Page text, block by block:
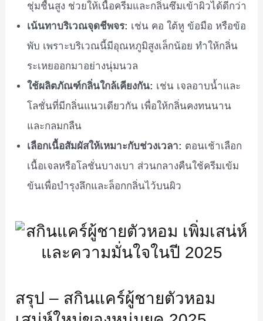
ชุ่มชื้นสูง ช่วยให้เนื้อครีมและกลิ่นซึมเข้าผิวได้ดีกว่า
เน้นทาบริเวณจุดชีพจร: เช่น คอ ใต้หู ข้อมือ หรือข้อ
พับ เพราะบริเวณนี้มีอุณหภูมิสูงเล็กน้อย ทำให้กลิ่น
ระเหยออกมาอย่างนุ่มนวล
ใช้ผลิตภัณฑ์กลิ่นใกล้เคียงกัน: เช่น เจลอาบน้ำและ
โลชั่นที่มีกลิ่นแนวเดียวกัน เพื่อให้กลิ่นคงทนนาน
และกลมกลืน
เลือกเนื้อสัมผัสให้เหมาะกับช่วงเวลา: ตอนเช้าเลือก
เนื้อเจลหรือโลชั่นบางเบา ส่วนกลางคืนใช้ครีมเข้ม
ข้นเพื่อบำรุงลึกและล็อกกลิ่นไว้บนผิว
สรุป – สกินแคร์ผู้ชายตัวหอม